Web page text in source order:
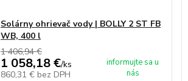
Solárny ohrievač vody | BOLLY 2 ST FB
WB, 400 l
1 406,94 €
1 058,18 €/ks
860,31 € bez DPH
informujte sa u
nás